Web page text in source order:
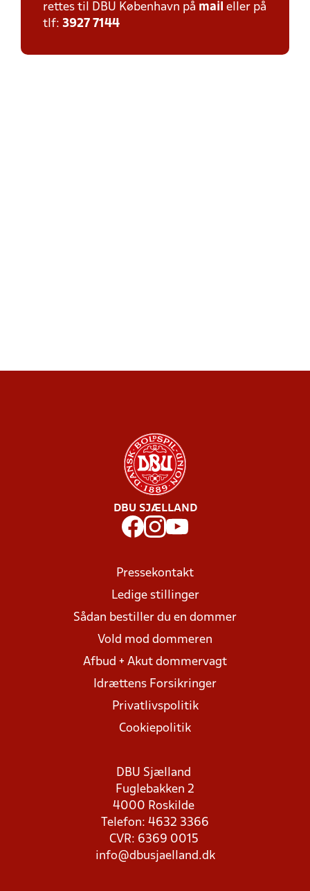
rettes til DBU København på mail eller på
tlf: 3927 7144
DBU SJÆLLAND
Pressekontakt
Ledige stillinger
Sådan bestiller du en dommer
Vold mod dommeren
Afbud + Akut dommervagt
Idrættens Forsikringer
Privatlivspolitik
Cookiepolitik
DBU Sjælland
Fuglebakken 2
4000 Roskilde
Telefon: 4632 3366
CVR: 6369 0015
info@dbusjaelland.dk